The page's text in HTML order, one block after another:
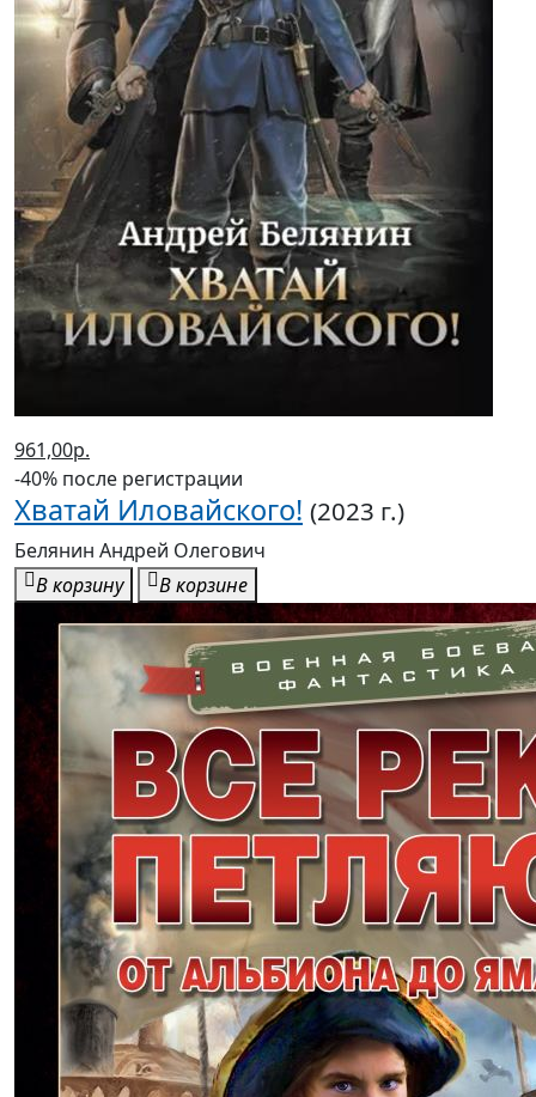
961,00р.
-40% после регистрации
Хватай Иловайского! (2023 г.)
Белянин Андрей Олегович
В корзину
В корзине